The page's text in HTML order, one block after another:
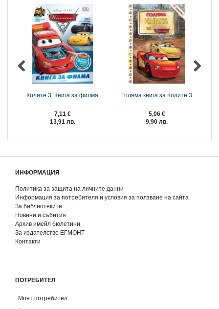
Колите 3: Книга за филма
7,11 €
13,91 лв.
Голяма книга за Колите 3
5,06 €
9,90 лв.
ИНФОРМАЦИЯ
Политика за защита на личните данни
Информация за потребителя и условия за ползване на сайта
За библиотеките
Новини и събития
Архив имейл бюлетини
За издателство ЕГМОНТ
Контакти
ПОТРЕБИТЕЛ
Моят потребител